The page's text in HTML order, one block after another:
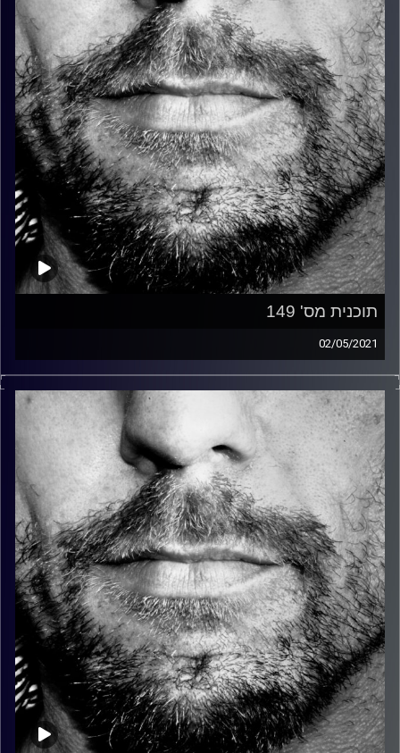
קרדיט תמונות: David Goehring
תוכנית מס' 149
02/05/2021
זיפים, מוזיקה מחוספסת של הופעות חיות. הרבה ג'אם, רוק,
בלוז, bluegrass, ג'אז, Fאנק, פרוגרסיב ואפילו אלקטרוניקה.
כל מה שחי, אמיתי ונושם.
עם שמוליק רגב.
קרדיט תמונות: David Goehring